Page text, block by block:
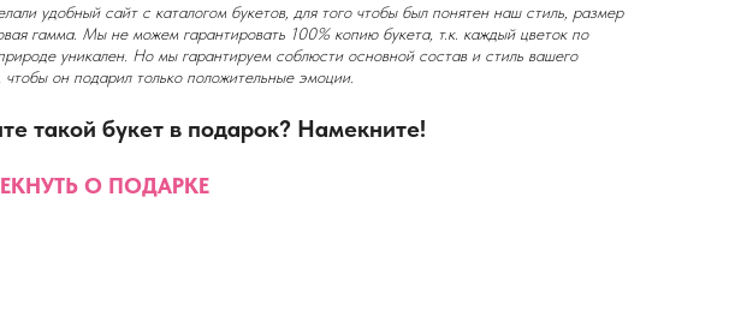
удобный сайт с каталогом букетов, для того чтобы был понятен наш стиль, размер
гамма. Мы не можем гарантировать 100% копию букета, т.к. каждый цветок по
уникален. Но мы гарантируем соблюсти основной состав и стиль вашего
чтобы он подарил только положительные эмоции.
такой букет в подарок? Намекните!
О ПОДАРКЕ